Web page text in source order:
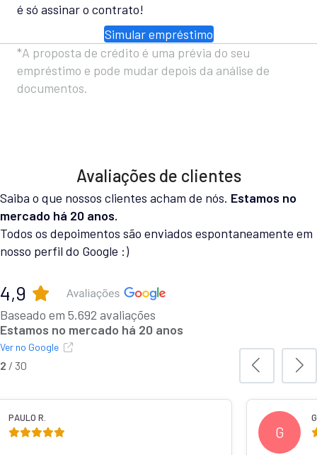
é só assinar o contrato!
Simular empréstimo
*A proposta de crédito é uma prévia do seu
empréstimo e pode mudar depois da análise de
documentos.
Avaliações de clientes
Saiba o que nossos clientes acham de nós. Estamos no
mercado há 20 anos.
Todos os depoimentos são enviados espontaneamente em
nosso perfil do Google :)
4,9
Baseado em 5.692 avaliações
Estamos no mercado há 20 anos
Ver no Google
C. MURILO
3 / 30